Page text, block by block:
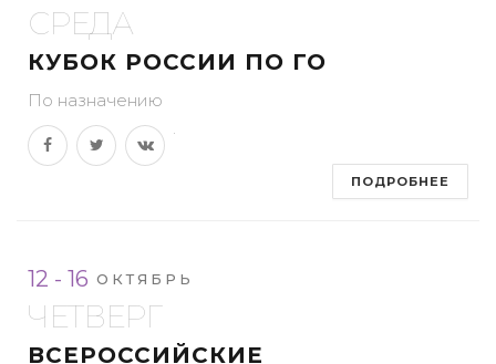
СРЕДА
КУБОК РОССИИ ПО ГО
По назначению
ПОДРОБНЕЕ
12 - 16 ОКТЯБРЬ
ЧЕТВЕРГ
ВСЕРОССИЙСКИЕ